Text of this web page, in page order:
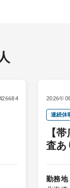
2026年
連続休
セカ
【
査
勤務地